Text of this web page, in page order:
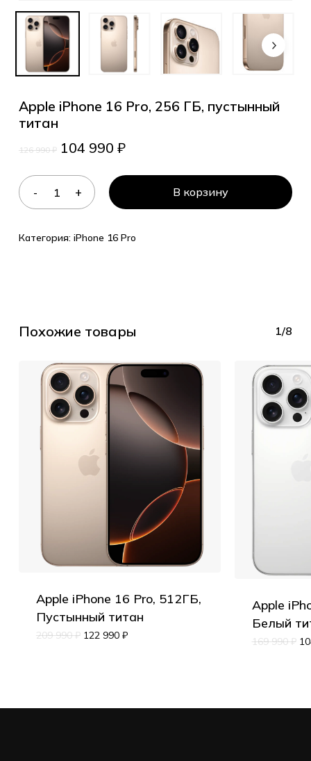
Корзина пуста.
Apple iPhone 16 Pro, 256 ГБ, пустынный
титан
126 990₽ 104 990 ₽
В корзину
Категория: iPhone 16 Pro
Похожие товары 1/8
Apple iPhone 16 Pro, 512ГБ,
Пустынный титан
209 990₽ 122 990 ₽
Apple
Белый
169 990₽